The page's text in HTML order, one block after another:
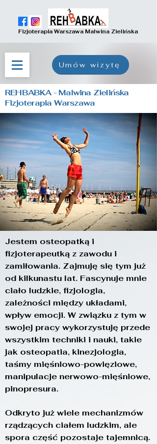
Umów wizytę
Fizjoterapia Warszawa Malwina Zielińska
REHBABKA - Malwina Zielińska
Fizjoterapia Warszawa
Jestem osteopatką i
fizjoterapeutką z zawodu i
zamiłowania. Zajmuję się tym już
od kilkunastu lat. Fascynuje mnie
ciało ludzkie, fizjologia,
zależności między układami,
wpływ emocji. W związku z tym w
swojej pracy wykorzystuję przede
wszystkim techniki i nauki, takie
jak osteopatia, kinezjologia,
taśmy mięśniowo-powięziowe,
manipulacje nerwowo-mięśniowe,
pinopresura.
Odkryto już wiele mechanizmów
rządzących ciałem ludzkim, ale
spora część pozostaje tajemnicą.